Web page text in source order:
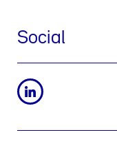
Social